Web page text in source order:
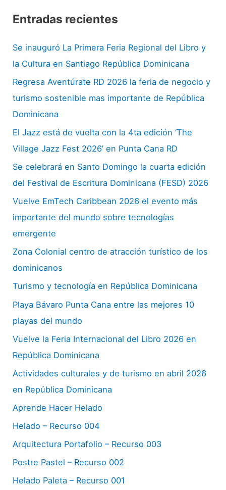
Entradas recientes
Se inauguró La Primera Feria Regional del Libro y
la Cultura en Santiago República Dominicana
Regresa Aventúrate RD 2026 la feria de negocio y
turismo sostenible mas importante de República
Dominicana
El Jazz está de vuelta con la 4ta edición ‘The
Village Jazz Fest 2026’ en Punta Cana RD
Se celebrará en Santo Domingo la cuarta edición
del Festival de Escritura Dominicana (FESD) 2026
Vuelve EmTech Caribbean 2026 el evento más
importante del mundo sobre tecnologías
emergente
Zona Colonial centro de atracción turístico de los
dominicanos
Turismo y tecnología en República Dominicana
Playa Bávaro Punta Cana entre las mejores 10
playas del mundo
Vuelve la Feria Internacional del Libro 2026 en
República Dominicana
Actividades culturales y de turismo en abril 2026
en República Dominicana
Aprende Hacer Helado
Helado – Recurso 004
Arquitectura Portafolio – Recurso 003
Postre Pastel – Recurso 002
Helado Paleta – Recurso 001